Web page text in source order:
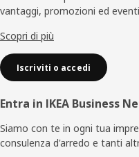
pagina
vantaggi, promozioni ed
Scopri di più
Iscriviti o accedi
Entra in IKEA Business
Siamo con te in ogni tua
consulenza d'arredo e tanti